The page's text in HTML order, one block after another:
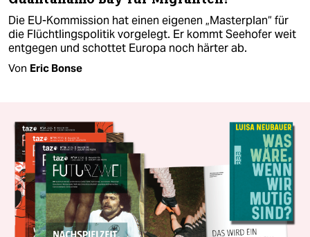
Die EU-Kommission hat einen eigenen „Masterplan“ für
die Flüchtlingspolitik vorgelegt. Er kommt Seehofer weit
entgegen und schottet Europa noch härter ab.
Von Eric Bonse